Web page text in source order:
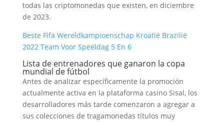
todas las criptomonedas que existen, en diciembre
de 2023.
Beste Fifa Wereldkampioenschap Kroatië Brazilië
2022 Team Voor Speeldag 5 En 6
Lista de entrenadores que ganaron la copa
mundial de fútbol
Antes de analizar específicamente la promoción
actualmente activa en la plataforma casino Sisal, los
desarrolladores más tarde comenzaron a agregar a
sus colecciones de tragamonedas títulos muy